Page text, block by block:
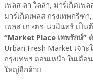
เพลส ลา วิลล่า, มาร์เก็ตเพ
มาร์เก็ตเพลส กรุงเทพกรีฑ
เพลส เกษตร-นวมินทร์ เป็น
“Market Place เทพรักษ์”ด้
Urban Fresh Market เจา
กรุงเทพฯ ตอนเหนือ ในเดื
ใหญ่อีกด้วย